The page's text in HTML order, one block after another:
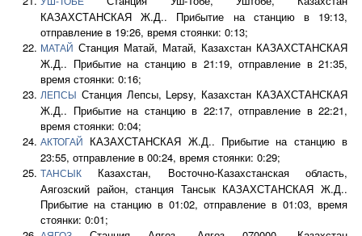
КАЗАХСТАНСКАЯ Ж.Д.. Прибытие на станцию в 19:13,
отправление в 19:26, время стоянки: 0:13;
МАТАЙ Станция Матай, Матай, Казахстан КАЗАХСТАНСКАЯ
Ж.Д.. Прибытие на станцию в 21:19, отправление в 21:35,
время стоянки: 0:16;
ЛЕПСЫ
Станция Лепсы, Lepsy, Казахстан КАЗАХСТАНСКАЯ
Ж.Д.. Прибытие на станцию в 22:17, отправление в 22:21,
время стоянки: 0:04;
АКТОГАЙ
КАЗАХСТАНСКАЯ Ж.Д.. Прибытие на станцию в
23:55, отправление в 00:24, время стоянки: 0:29;
ТАНСЫК
Казахстан, Восточно-Казахстанская область,
Аягозский район, станция Тансык КАЗАХСТАНСКАЯ Ж.Д..
Прибытие на станцию в 01:02, отправление в 01:03, время
стоянки: 0:01;